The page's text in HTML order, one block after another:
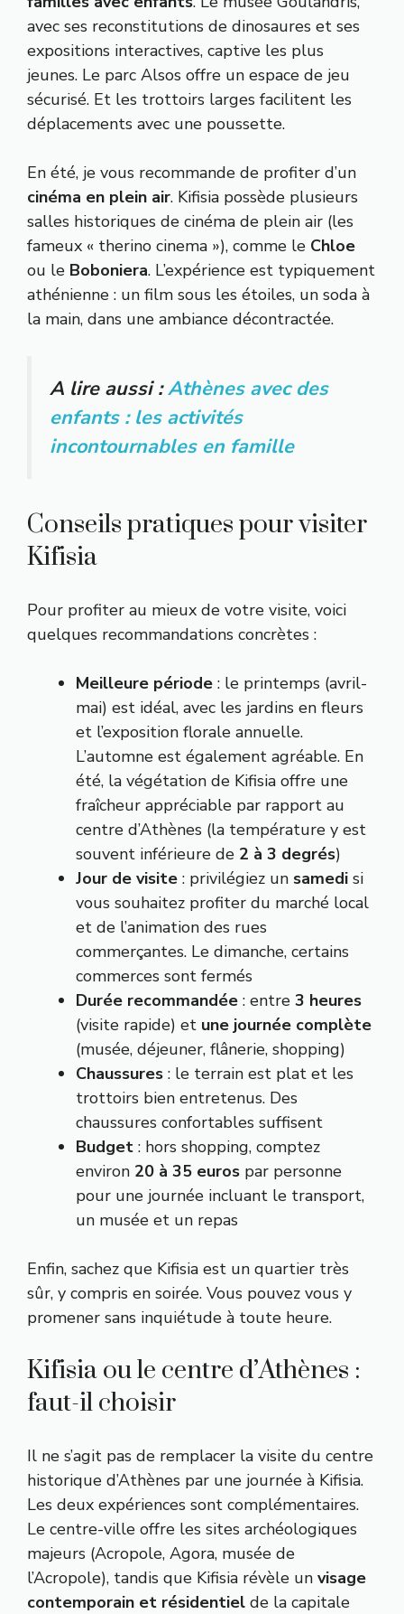
avec ses reconstitutions de dinosaures et ses
expositions interactives, captive les plus
jeunes. Le parc Alsos offre un espace de jeu
sécurisé. Et les trottoirs larges facilitent les
déplacements avec une poussette.
En été, je vous recommande de profiter d’un
cinéma en plein air. Kifisia possède plusieurs
salles historiques de cinéma de plein air (les
fameux « therino cinema »), comme le Chloe
ou le Boboniera. L’expérience est typiquement
athénienne : un film sous les étoiles, un soda à
la main, dans une ambiance décontractée.
A lire aussi :Athènes avec des
enfants : les activités
incontournables en famille
Conseils pratiques pour visiter
Kifisia
Pour profiter au mieux de votre visite, voici
quelques recommandations concrètes :
Meilleure période : le printemps (avril-
mai) est idéal, avec les jardins en fleurs
et l’exposition florale annuelle.
L’automne est également agréable. En
été, la végétation de Kifisia offre une
fraîcheur appréciable par rapport au
centre d’Athènes (la température y est
souvent inférieure de 2 à 3 degrés)
Jour de visite : privilégiez un samedi si
vous souhaitez profiter du marché local
et de l’animation des rues
commerçantes. Le dimanche, certains
commerces sont fermés
Durée recommandée : entre 3 heures
(visite rapide) et une journée complète
(musée, déjeuner, flânerie, shopping)
Chaussures : le terrain est plat et les
trottoirs bien entretenus. Des
chaussures confortables suffisent
Budget : hors shopping, comptez
environ 20 à 35 euros par personne
pour une journée incluant le transport,
un musée et un repas
Enfin, sachez que Kifisia est un quartier très
sûr, y compris en soirée. Vous pouvez vous y
promener sans inquiétude à toute heure.
Kifisia ou le centre d’Athènes :
faut-il choisir
Il ne s’agit pas de remplacer la visite du centre
historique d’Athènes par une journée à Kifisia.
Les deux expériences sont complémentaires.
Le centre-ville offre les sites archéologiques
majeurs (Acropole, Agora, musée de
l’Acropole), tandis que Kifisia révèle un visage
contemporain et résidentiel de la capitale